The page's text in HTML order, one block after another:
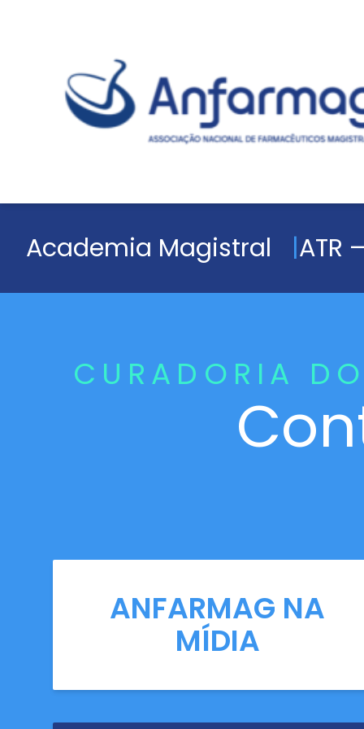
Academia Magistral ATR
CURADORIA
ANFARMAG NA
MÍDIA